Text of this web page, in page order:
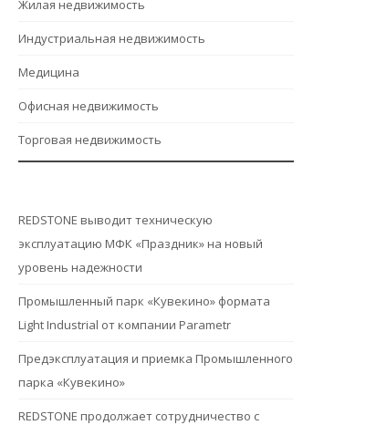
Жилая недвижимость
Индустриальная недвижимость
Медицина
Офисная недвижимость
Торговая недвижимость
REDSTONE выводит техническую
эксплуатацию МФК «Праздник» на новый
уровень надежности
Промышленный парк «Кувекино» формата
Light Industrial от компании Parametr
Предэксплуатация и приемка Промышленного
парка «Кувекино»
REDSTONE продолжает сотрудничество с